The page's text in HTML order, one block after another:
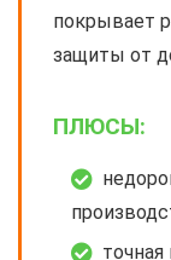
покрывает
защиты от
ПЛЮСЫ:
точная